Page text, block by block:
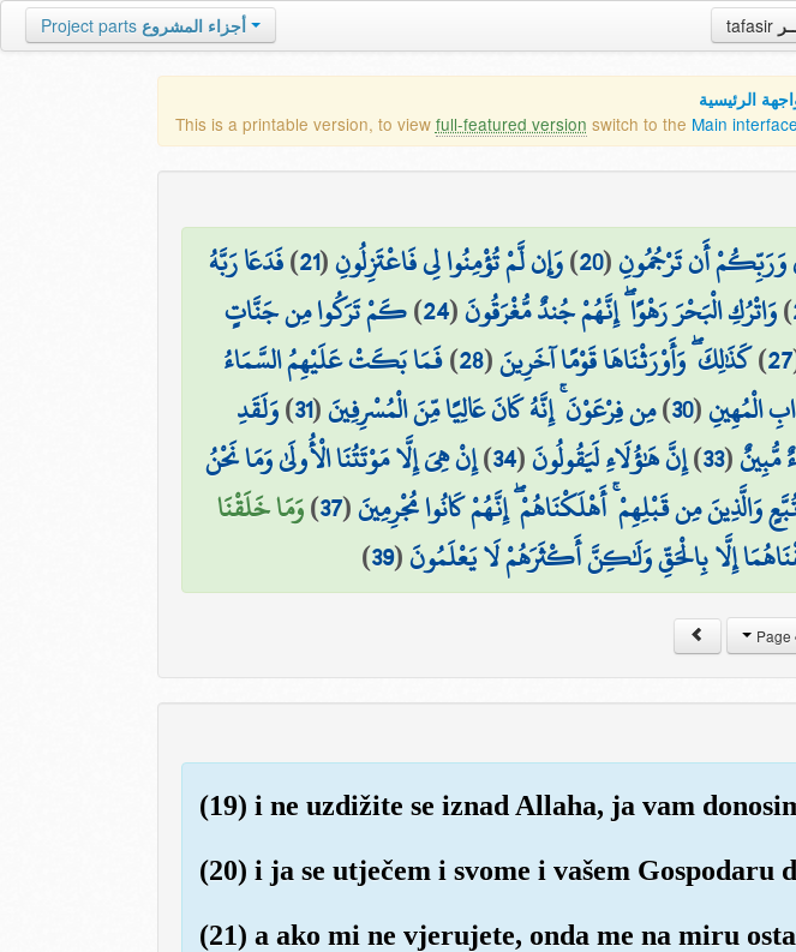
tafasir
Project parts أجزاء المشروع
الرئيسية
This is a printable version, to view full-featured version switch to the Main interface
وَرَبِّكُمْ أَن تَرْجُمُونِ(
20
)وَإِن لَّمْ تُؤْمِنُوا لِي فَاعْتَزِلُونِ(
21
)فَدَعَا رَبَّهُ
)وَاتْرُكِ الْبَحْرَ رَهْوًا ۖ إِنَّهُمْ جُندٌ مُّغْرَقُونَ(
24
)كَمْ تَرَكُوا مِن جَنَّاتٍ
27
)كَذَٰلِكَ ۖ وَأَوْرَثْنَاهَا قَوْمًا آخَرِينَ(
28
)فَمَا بَكَتْ عَلَيْهِمُ السَّمَاءُ
الْمُهِينِ(
30
)مِن فِرْعَوْنَ ۚ إِنَّهُ كَانَ عَالِيًا مِّنَ الْمُسْرِفِينَ(
31
)وَلَقَدِ
مُّبِينٌ(
33
)إِنَّ هَٰؤُلَاءِ لَيَقُولُونَ(
34
)إِنْ هِيَ إِلَّا مَوْتَتُنَا الْأُولَىٰ وَمَا نَحْنُ
وَالَّذِينَ مِن قَبْلِهِمْ ۚ أَهْلَكْنَاهُمْ ۖ إِنَّهُمْ كَانُوا مُجْرِمِينَ(
37
)وَمَا خَلَقْنَا
إِلَّا بِالْحَقِّ وَلَٰكِنَّ أَكْثَرَهُمْ لَا يَعْلَمُونَ(
39
)
(19) i ne uzdižite se iznad Allaha, ja vam
(20) i ja se utječem i svome i vašem Gospodaru
(21) a ako mi ne vjerujete, onda me na miru